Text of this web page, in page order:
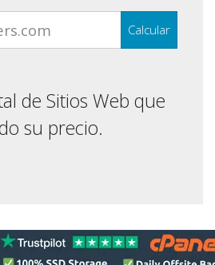
Calcular
de Sitios Web que
su precio.